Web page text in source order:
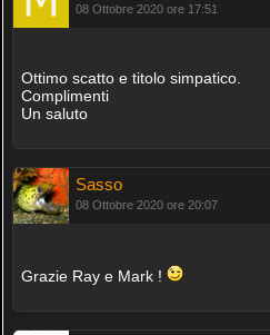
08 Ottobre 2020 ore 17:51
Ottimo scatto e titolo simpatico.
Complimenti
Un saluto
Sasso
08 Ottobre 2020 ore 20:07
Grazie Ray e Mark !